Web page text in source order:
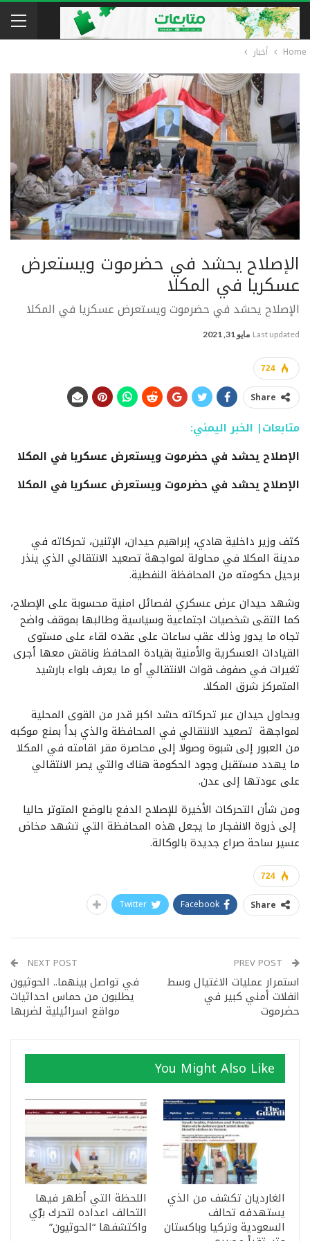
Home أخبار
الإصلاح يحشد في حضرموت ويستعرض
عسكريا في المكلا
الإصلاح يحشد في حضرموت ويستعرض عسكريا في المكلا
Last updated مايو 31, 2021
724
Share
متابعات| الخبر اليمني:
الإصلاح يحشد في حضرموت ويستعرض عسكريا في المكلا
الإصلاح يحشد في حضرموت ويستعرض عسكريا في المكلا
كثف وزير داخلية هادي، إبراهيم حيدان، الإثنين، تحركاته في
مدينة المكلا في محاولة لمواجهة تصعيد الانتقالي الذي ينذر
برحيل حكومته من المحافظة النفطية.
وشهد حيدان عرض عسكري لفصائل امنية محسوبة على الإصلاح،
كما التقى شخصيات اجتماعية وسياسية وطالبها بموقف واضح
تجاه ما يدور وذلك عقب ساعات على عقده لقاء على مستوى
القيادات العسكرية والأمنية بقيادة المحافظ وناقش معها أجرى
تغيرات في صفوف قوات الانتقالي أو ما يعرف بلواء بارشيد
المتمركز شرق المكلا.
ويحاول حيدان عبر تحركاته حشد اكبر قدر من القوى المحلية
لمواجهة تصعيد الانتقالي في المحافظة والذي بدأ بمنع موكبه
من العبور إلى شبوة وصولا إلى محاصرة مقر اقامته في المكلا
ما يهدد مستقبل وجود الحكومة هناك والتي يصر الانتقالي
على عودتها إلى عدن.
ومن شأن التحركات الأخيرة للإصلاح الدفع بالوضع المتوتر حاليا
إلى ذروة الانفجار ما يجعل هذه المحافظة التي تشهد مخاض
عسير ساحة صراع جديدة بالوكالة.
724
Share
Facebook
Twitter
استمرار عمليات الاغتيال وسط
انفلات أمني كبير في
حضرموت
NEXT POST
في تواصل بينهما.. الحوثيون
يطلبون من حماس احداثيات
مواقع اسرائيلية لضربها
You Might Also Like
الغارديان تكشف من الذي
يستهدفه تحالف
السعودية وتركيا وباكستان
اللحظة التي أظهر فيها
التحالف اعداده لتحرك برّي
واكتشفها “الحوثيون”